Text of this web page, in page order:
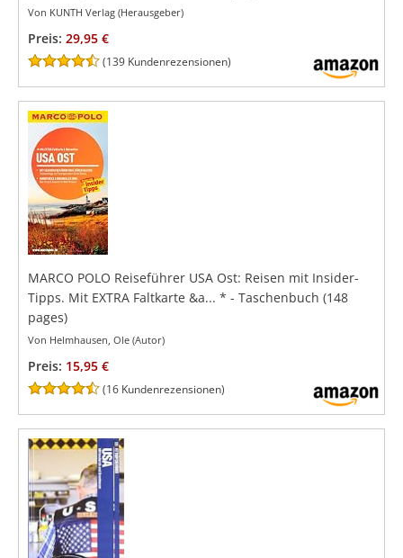
Von KUNTH Verlag (Herausgeber)
Preis: 29,95 €
(139 Kundenrezensionen)
MARCO POLO Reiseführer USA Ost: Reisen mit Insider-
Tipps. Mit EXTRA Faltkarte &a... * - Taschenbuch (148
pages)
Von Helmhausen, Ole (Autor)
Preis: 15,95 €
(16 Kundenrezensionen)